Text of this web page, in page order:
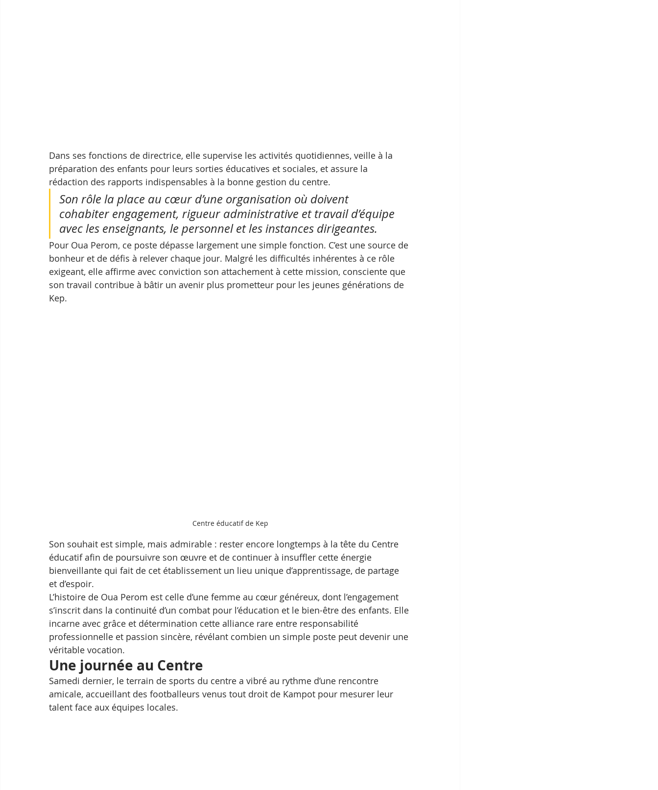
Dans ses fonctions de directrice, elle supervise les activités quotidiennes, veille à la
préparation des enfants pour leurs sorties éducatives et sociales, et assure la
rédaction des rapports indispensables à la bonne gestion du centre.
Son rôle la place au cœur d’une organisation où doivent
cohabiter engagement, rigueur administrative et travail d’équipe
avec les enseignants, le personnel et les instances dirigeantes.
Pour Oua Perom, ce poste dépasse largement une simple fonction. C’est une source de
bonheur et de défis à relever chaque jour. Malgré les difficultés inhérentes à ce rôle
exigeant, elle affirme avec conviction son attachement à cette mission, consciente que
son travail contribue à bâtir un avenir plus prometteur pour les jeunes générations de
Kep.
Centre éducatif de Kep
Son souhait est simple, mais admirable : rester encore longtemps à la tête du Centre
éducatif afin de poursuivre son œuvre et de continuer à insuffler cette énergie
bienveillante qui fait de cet établissement un lieu unique d’apprentissage, de partage
et d’espoir.
L’histoire de Oua Perom est celle d’une femme au cœur généreux, dont l’engagement
s’inscrit dans la continuité d’un combat pour l’éducation et le bien-être des enfants. Elle
incarne avec grâce et détermination cette alliance rare entre responsabilité
professionnelle et passion sincère, révélant combien un simple poste peut devenir une
véritable vocation.
Une journée au Centre
Samedi dernier, le terrain de sports du centre a vibré au rythme d’une rencontre
amicale, accueillant des footballeurs venus tout droit de Kampot pour mesurer leur
talent face aux équipes locales.